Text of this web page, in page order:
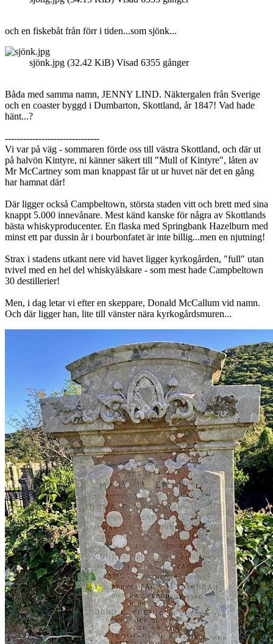
och en fiskebåt från förr i tiden...som sjönk...
sjönk.jpg (32.42 KiB) Visad 6355 gånger
Båda med samma namn, JENNY LIND. Näktergalen från Sverige
och en coaster byggd i Dumbarton, Skottland, år 1847! Vad hade
hänt...?
-------------------------------
Vi var på väg - sommaren förde oss till västra Skottland, och där ut
på halvön Kintyre, ni känner säkert till "Mull of Kintyre", låten av
Mr McCartney som man knappast får ut ur huvet när det en gång
har hamnat där!
Där ligger också Campbeltown, största staden vitt och brett med sina
knappt 5.000 innevånare. Mest känd kanske för några av Skottlands
bästa whiskyproducenter. En flaska med Springbank Hazelburn med
minst ett par dussin år i bourbonfatet är inte billig...men en njutning!
Strax i stadens utkant nere vid havet ligger kyrkogården, "full" utan
tvivel med en hel del whiskyälskare - som mest hade Campbeltown
30 destillerier!
Men, i dag letar vi efter en skeppare, Donald McCallum vid namn.
Och där ligger han, lite till vänster nära kyrkogårdsmuren...